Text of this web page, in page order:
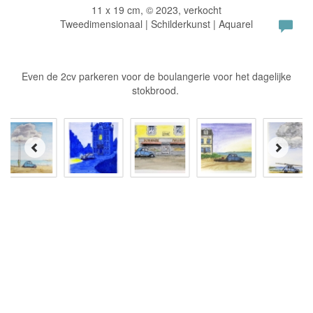
11 x 19 cm, © 2023, verkocht
Tweedimensionaal | Schilderkunst | Aquarel
Even de 2cv parkeren voor de boulangerie voor het dagelijke
stokbrood.